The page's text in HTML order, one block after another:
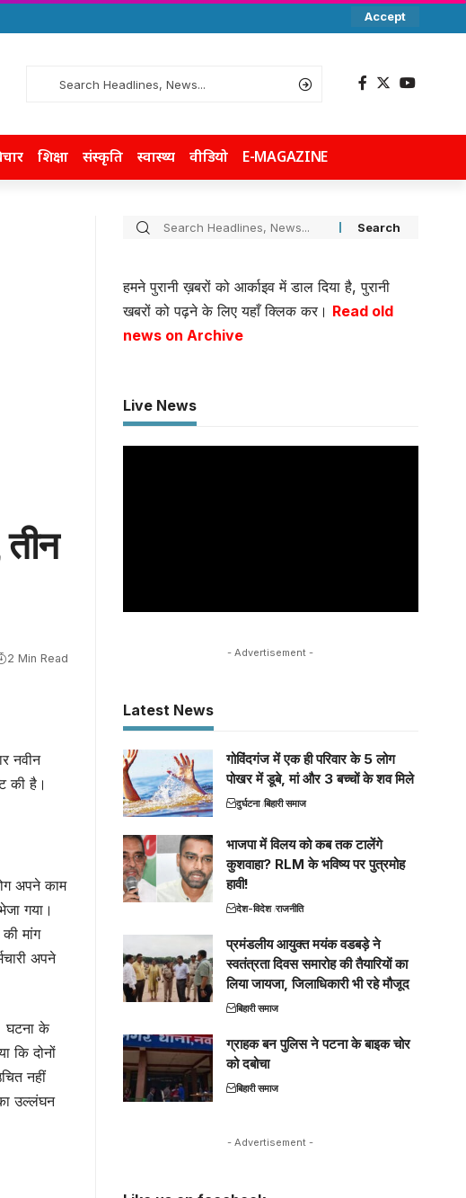
Accept
शिक्षा संस्कृति स्वास्थ्य वीडियो E-MAGAZINE
तीन
2 Min Read
नवीन
की है।
अपने काम
गया।
मांग
अपने
घटना के
कि दोनों
नहीं
उल्लंघन
हमने पुरानी ख़बरों को आर्काइव में डाल दिया है, पुरानी
खबरों को पढ़ने के लिए यहाँ क्लिक कर। Read old
news on Archive
Live News
- Advertisement -
Latest News
गोविंदगंज में एक ही परिवार के 5 लोग
पोखर में डूबे, मां और 3 बच्चों के शव मिले
दुर्घटना बिहारी समाज
भाजपा में विलय को कब तक टालेंगे
कुशवाहा? RLM के भविष्य पर पुत्रमोह
हावी!
देश-विदेश राजनीति
प्रमंडलीय आयुक्त मयंक वडबड़े ने
स्वतंत्रता दिवस समारोह की तैयारियों का
लिया जायजा, जिलाधिकारी भी रहे मौजूद
बिहारी समाज
ग्राहक बन पुलिस ने पटना के बाइक चोर
को दबोचा
बिहारी समाज
- Advertisement -